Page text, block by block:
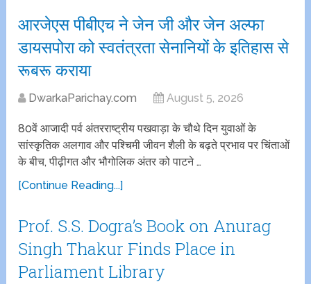
आरजेएस पीबीएच ने जेन जी और जेन अल्फा
डायसपोरा को स्वतंत्रता सेनानियों के इतिहास से
रूबरू कराया
DwarkaParichay.com August 5, 2026
80वें आजादी पर्व अंतरराष्ट्रीय पखवाड़ा के चौथे दिन युवाओं के
सांस्कृतिक अलगाव और पश्चिमी जीवन शैली के बढ़ते प्रभाव पर चिंताओं
के बीच, पीढ़ीगत और भौगोलिक अंतर को पाटने …
[Continue Reading...]
Prof. S.S. Dogra’s Book on Anurag
Singh Thakur Finds Place in
Parliament Library